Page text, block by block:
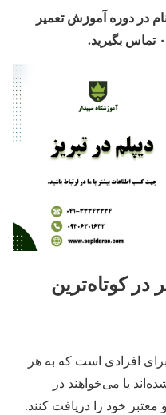
در دوره آموزش تعمیر
در کوتاه‌ترین
افرادی است که به هر
یا می‌خواهند در
خود را دریافت کنند.